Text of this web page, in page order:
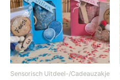
Sensorisch Uitdeel-/Cadeauzakje